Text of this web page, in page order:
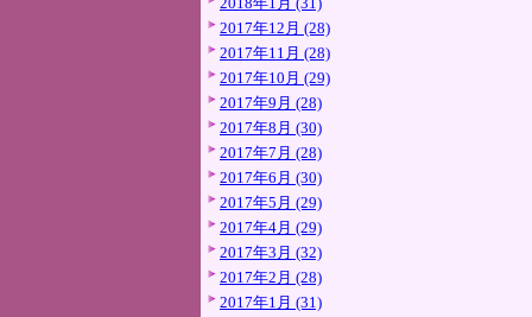
2017年12月 (28)
2017年11月 (28)
2017年10月 (29)
2017年9月 (28)
2017年8月 (30)
2017年7月 (28)
2017年6月 (30)
2017年5月 (29)
2017年4月 (29)
2017年3月 (32)
2017年2月 (28)
2017年1月 (31)